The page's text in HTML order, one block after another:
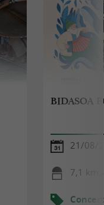
BIDASOA
21/08/
7,1 km